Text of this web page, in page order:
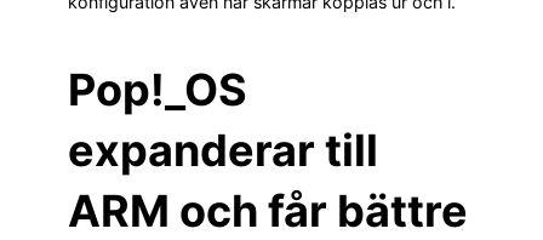
Pop!_OS
expanderar till
ARM och får bättre